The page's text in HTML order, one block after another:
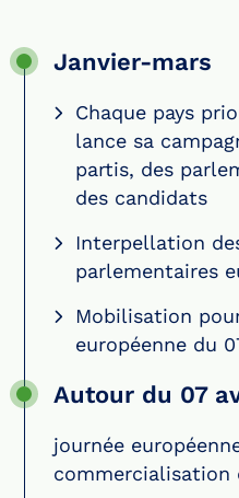
Janvier-mars
Chaque pays
lance sa
partis, des
des candidats
Interpellation
parlementaires
Mobilisation
européenne du
Autour du 07
journée
commercialisation